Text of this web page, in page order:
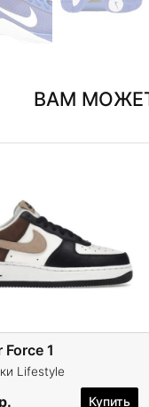
ВАМ
Force 1
Lifestyle
Купить